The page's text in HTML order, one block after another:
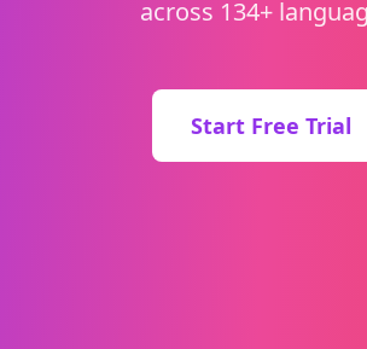
across 134+
Start Free Trial